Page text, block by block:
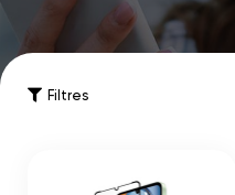
Filtres